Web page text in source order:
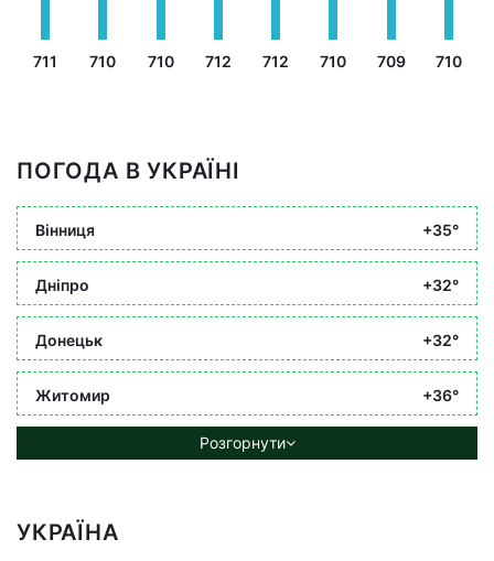
711 710 710 712 712 710 709 710
ПОГОДА В УКРАЇНІ
Вінниця +35°
Дніпро +32°
Донецьк +32°
Житомир +36°
Розгорнути
УКРАЇНА